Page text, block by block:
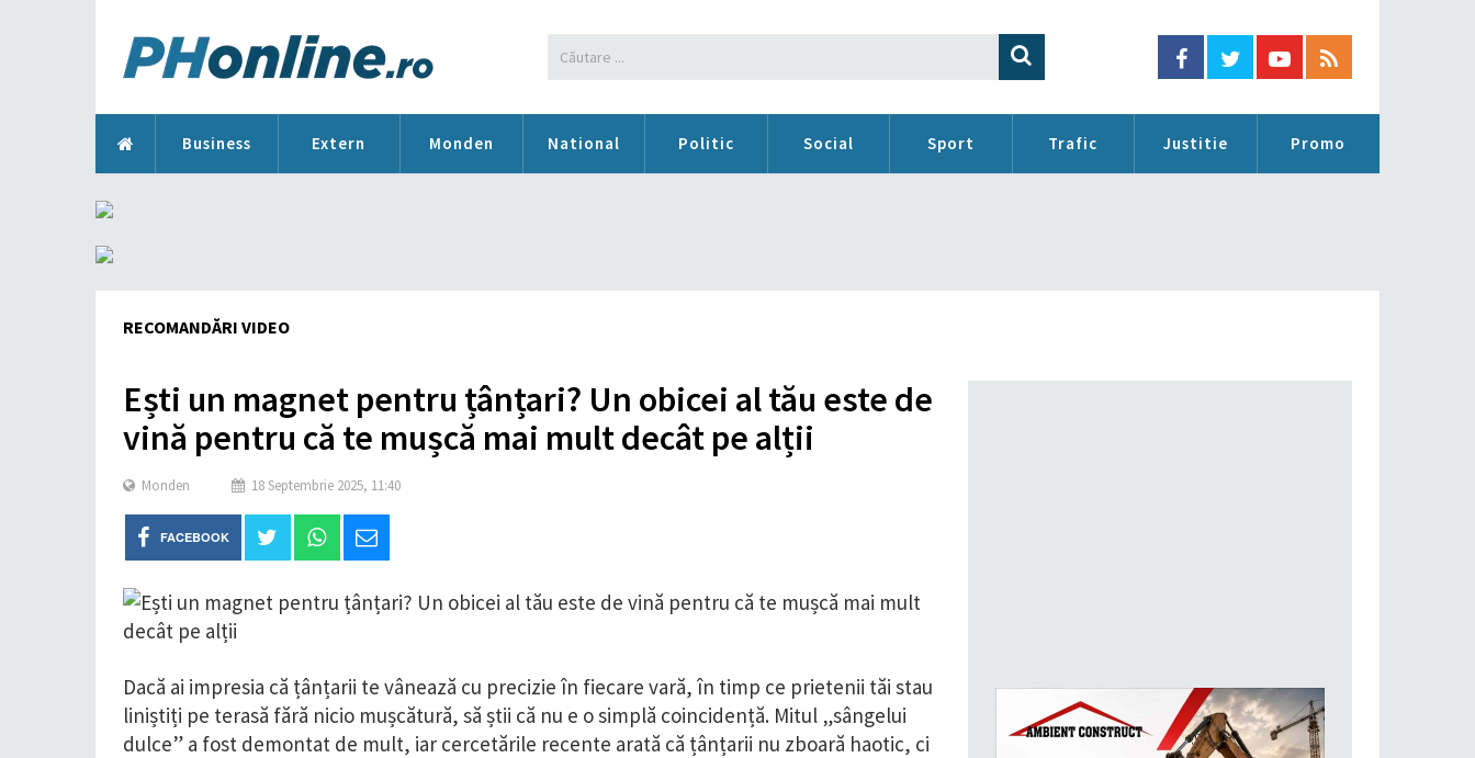
Business Extern Monden National Politic Social Sport Trafic Justitie Promo
RECOMANDĂRI VIDEO
Ești un magnet pentru țânțari? Un obicei al tău este de
vină pentru că te mușcă mai mult decât pe alții
Monden 18 Septembrie 2025, 11:40
FACEBOOK
Dacă ai impresia că țânțarii te vânează cu precizie în fiecare vară, în timp ce prietenii tăi stau
liniștiți pe terasă fără nicio mușcătură, să știi că nu e o simplă coincidență. Mitul „sângelui
dulce” a fost demontat de mult, iar cercetările recente arată că țânțarii nu zboară haotic, ci